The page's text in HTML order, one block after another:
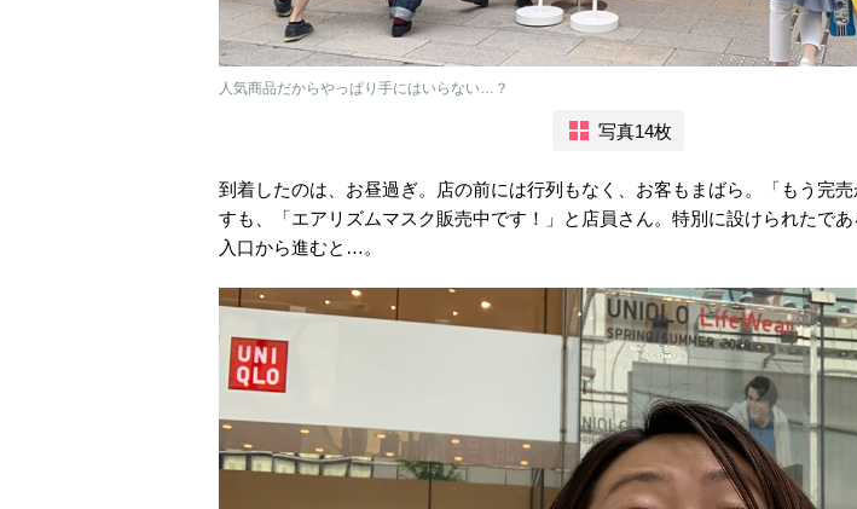
人気商品だからやっぱり手にはいらない…？
写真14枚
到着したのは、お昼過ぎ。店の前には行列もなく、お客もまばら。「もう完
すも、「エアリズムマスク販売中です！」と店員さん。特別に設けられたで
入口から進むと…。